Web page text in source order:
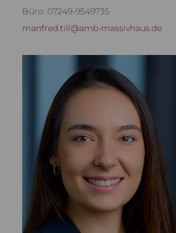
Büro: 07249-9549735
manfred.till@amb-massivhaus.de